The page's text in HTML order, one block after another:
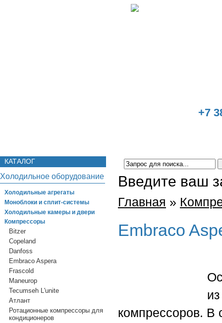
+7
КАТАЛОГ
Холодильное оборудование
Холодильные агрегаты
Моноблоки и сплит-системы
Холодильные камеры и двери
Компрессоры
Bitzer
Copeland
Danfoss
Embraco Aspera
Frascold
Maneurop
Tecumseh L'unite
Атлант
Ротационные компрессоры для
кондиционеров
Введите ваш
Главная »
Embraco
компрессоров. В